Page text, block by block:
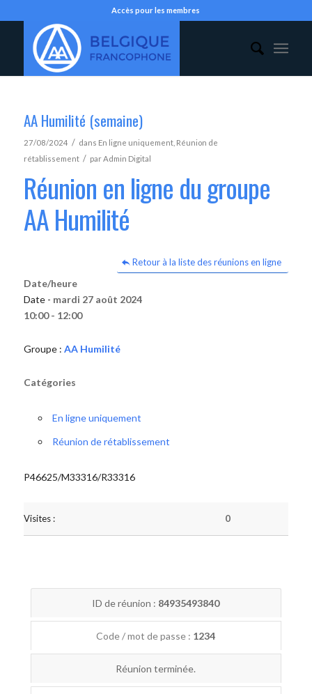
Accès pour les membres
AA Humilité (semaine)
27/08/2024 / dans En ligne uniquement, Réunion de
rétablissement / parAdmin Digital
Réunion en ligne du groupe
AA Humilité
Retour à la liste des réunions en ligne
Date/heure
Date - mardi 27 août 2024
10:00 - 12:00
Groupe : AA Humilité
Catégories
En ligne uniquement
Réunion de rétablissement
P46625/M33316/R33316
Visites : 0
ID de réunion : 84935493840
Code / mot de passe : 1234
Réunion terminée.